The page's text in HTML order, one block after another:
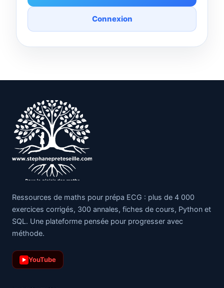
Connexion
Ressources de maths pour prépa ECG : plus de 4 000
exercices corrigés, 300 annales, fiches de cours, Python et
SQL. Une plateforme pensée pour progresser avec
méthode.
▶ YouTube